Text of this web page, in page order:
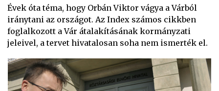
Évek óta téma, hogy Orbán Viktor vágya a Várból
iránytani az országot. Az Index számos cikkben
foglalkozott a Vár átalakításának kormányzati
jeleivel, a tervet hivatalosan soha nem ismerték el.